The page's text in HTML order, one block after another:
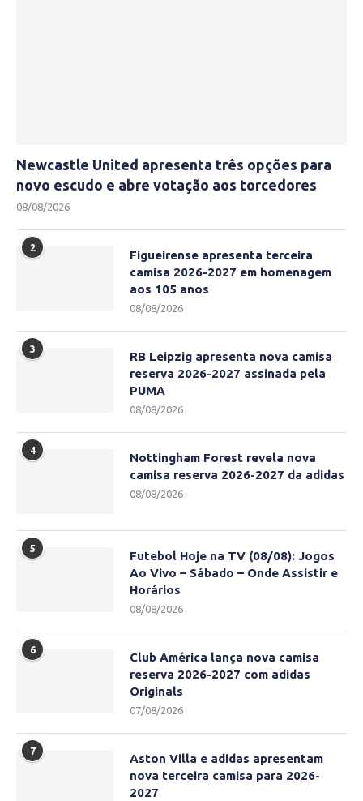
Newcastle United apresenta três opções para
novo escudo e abre votação aos torcedores
08/08/2026
2
Figueirense apresenta terceira
camisa 2026-2027 em homenagem
aos 105 anos
08/08/2026
3
RB Leipzig apresenta nova camisa
reserva 2026-2027 assinada pela
PUMA
08/08/2026
4
Nottingham Forest revela nova
camisa reserva 2026-2027 da adidas
08/08/2026
5
Futebol Hoje na TV (08/08): Jogos
Ao Vivo – Sábado – Onde Assistir e
Horários
08/08/2026
6
Club América lança nova camisa
reserva 2026-2027 com adidas
Originals
07/08/2026
7
Aston Villa e adidas apresentam
nova terceira camisa para 2026-
2027